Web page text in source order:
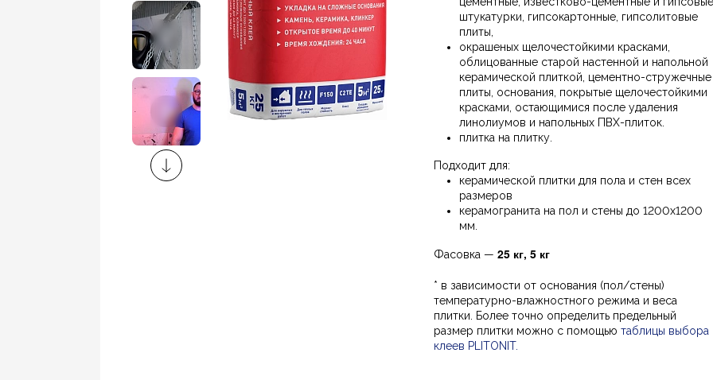
штукатурки, гипсокартонные, гипсолитовые
плиты,
окрашеных щелочестойкими красками,
облицованные старой настенной и напольной
керамической плиткой, цементно-стружечные
плиты, основания, покрытые щелочестойкими
красками, остающимися после удаления
линолиумов и напольных ПВХ-плиток.
плитка на плитку.
Подходит для:
керамической плитки для пола и стен всех
размеров
керамогранита на пол и стены до 1200х1200
мм.
Фасовка — 25 кг, 5 кг
* в зависимости от основания (пол/стены)
температурно-влажностного режима и веса
плитки. Более точно определить предельный
размер плитки можно с помощью таблицы выбора
клеев PLITONIT.